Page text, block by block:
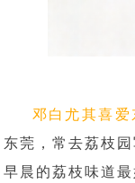
邓白尤其喜
东莞，常去荔枝
早晨的荔枝味道